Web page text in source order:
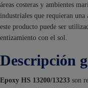
áreas costeras y ambientes
industriales que requieran
este producto puede ser
entizamiento con el sol.
Descripción
Epoxy HS 13200/13233 son